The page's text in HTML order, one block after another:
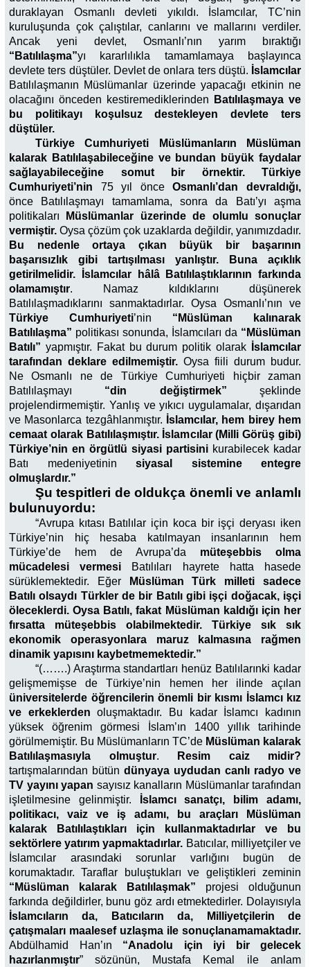
duraklayan Osmanlı devleti yıkıldı. İslamcılar, TC’nin
kuruluşunda çok çalıştılar, canlarını ve mallarını verdiler.
Ancak yeni devlet, Osmanlı’nın yarım bıraktığı
“Batılılaşma”yı kararlılıkla tamamlamaya başlayınca
devlete ters düştüler. Devlet de onlara ters düştü. İslamcılar
Batılılaşmanın Müslümanlar üzerinde yapacağı etkinin ne
olacağını önceden kestiremediklerinden
Batılılaşmaya ve
bu politikayı koşulsuz destekleyen devlete ters
düştüler.
Türkiye Cumhuriyeti Müslümanların Müslüman
kalarak Batılılaşabileceğine ve bundan büyük faydalar
sağlayabileceğine somut bir örnektir. Türkiye
Cumhuriyeti’nin 75 yıl önceOsmanlı’dan devraldığı,
önce Batılılaşmayı tamamlama, sonra da Batı’yı aşma
politikaları
Müslümanlar üzerinde de olumlu sonuçlar
vermiştir. Oysa çözüm çok uzaklarda değildir, yanımızdadır.
Bu nedenle ortaya çıkan büyük bir başarının
başarısızlık gibi tartışılması yanlıştır. Buna açıklık
getirilmelidir.
İslamcılar hâlâ Batılılaştıklarının farkında
olamamıştır. Namaz kıldıklarını düşünerek
Batılılaşmadıklarını sanmaktadırlar. Oysa Osmanlı’nın ve
Türkiye Cumhuriyeti’nin “Müslüman kalınarak
Batılılaşma” politikası sonunda, İslamcıları da “Müslüman
Batılı” yapmıştır. Fakat bu durum politik olarak
İslamcılar
tarafından deklare edilmemiştir. Oysa fiili durum budur.
Ne Osmanlı ne de Türkiye Cumhuriyeti hiçbir zaman
Batılılaşmayı “din değiştirmek”şeklinde
projelendirmemiştir. Yanlış ve yıkıcı uygulamalar, dışarıdan
ve Masonlarca tezgâhlanmıştır. İslamcılar, hem birey hem
cemaat olarak Batılılaşmıştır. İslamcılar (Milli Görüş gibi)
Türkiye’nin en örgütlü siyasi partisini kurabilecek kadar
Batı medeniyetinin siyasal sistemine entegre
olmuşlardır.”
Şu tespitleri de oldukça önemli ve anlamlı
bulunuyordu:
“Avrupa kıtası Batılılar için koca bir işçi deryası iken
Türkiye’nin hiç hesaba katılmayan insanlarının hem
Türkiye’de hem de Avrupa’da müteşebbis olma
mücadelesi vermesi Batılıları hayrete hatta hasede
sürüklemektedir. Eğer
Müslüman Türk milleti sadece
Batılı olsaydı Türkler de bir Batılı gibi işçi doğacak, işçi
öleceklerdi. Oysa Batılı, fakat Müslüman kaldığı için her
fırsatta müteşebbis olabilmektedir. Türkiye sık sık
ekonomik operasyonlara maruz kalmasına rağmen
dinamik yapısını kaybetmemektedir.”
“(…….) Araştırma standartları henüz Batılılarınki kadar
gelişmemişse de Türkiye’nin hemen her ilinde açılan
üniversitelerde öğrencilerin önemli bir kısmı İslamcı kız
ve erkeklerden oluşmaktadır. Bu kadar İslamcı kadının
yüksek öğrenim görmesi İslam’ın 1400 yıllık tarihinde
görülmemiştir. Bu Müslümanların TC’de Müslüman kalarak
Batılılaşmasıyla olmuştur.
Resim caiz midir?
tartışmalarından bütün dünyaya uydudan canlı radyo ve
TV yayını yapan sayısız kanalların Müslümanlar tarafından
işletilmesine gelinmiştir.
İslamcı sanatçı, bilim adamı,
politikacı, vaiz ve iş adamı, bu araçları Müslüman
kalarak Batılılaştıkları için kullanmaktadırlar ve bu
sektörlere yatırım yapmaktadırlar. Batıcılar, milliyetçiler ve
İslamcılar arasındaki sorunlar varlığını bugün de
korumaktadır. Taraflar buluştukları ve geliştikleri zeminin
“Müslüman kalarak Batılılaşmak” projesi olduğunun
farkında değildirler, bunu göz ardı etmektedirler. Dolayısıyla
İslamcıların da, Batıcıların da, Milliyetçilerin de
çatışmaları maalesef uzlaşma ile sonuçlanamamaktadır.
Abdülhamid Han’ın “Anadolu için iyi bir gelecek
hazırlanmıştır” sözünün, Mustafa Kemal ile anlam